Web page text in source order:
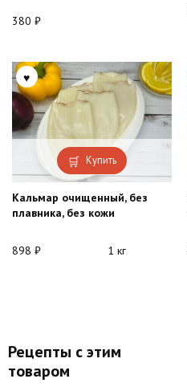
380 ₽
Купить
Кальмар очищенный, без
плавника, без кожи
898 ₽ 1 кг
Рецепты с этим
товаром